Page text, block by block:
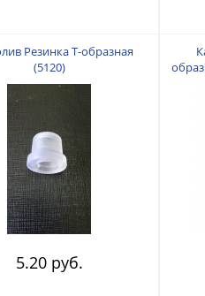
Резинка Т-образная
(5120)
5.20 руб.